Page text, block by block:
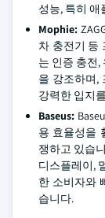
성능, 특히
Mophie:
차 충전기 등
는 인증 충전
을 강조하며,
강력한 입지
Baseus:
용 효율성을
쟁하고 있습
디스플레이,
한 소비자와
습니다.